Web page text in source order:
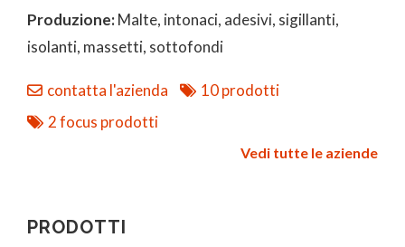
Produzione:Malte, intonaci, adesivi, sigillanti,
isolanti, massetti, sottofondi
contatta l'azienda
10 prodotti
2 focus prodotti
Vedi tutte le aziende
PRODOTTI